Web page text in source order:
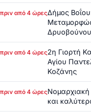
πριν από 4 ώρεςΔήμος
Δρυοβούνου
πριν από 4 ώρες2η Γιορτή
Αγίου
Κοζάνης
πριν από 4 ώρες
και